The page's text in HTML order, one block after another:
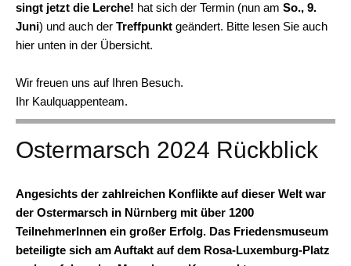
singt jetzt die Lerche! hat sich der Termin (nun am So., 9.
Juni) und auch der Treffpunkt geändert. Bitte lesen Sie auch
hier unten in der Übersicht.
Wir freuen uns auf Ihren Besuch.
Ihr Kaulquappenteam.
Ostermarsch 2024 Rückblick
Angesichts der zahlreichen Konflikte auf dieser Welt war
der Ostermarsch in Nürnberg mit über 1200
TeilnehmerInnen ein großer Erfolg. Das Friedensmuseum
beteiligte sich am Auftakt auf dem Rosa-Luxemburg-Platz